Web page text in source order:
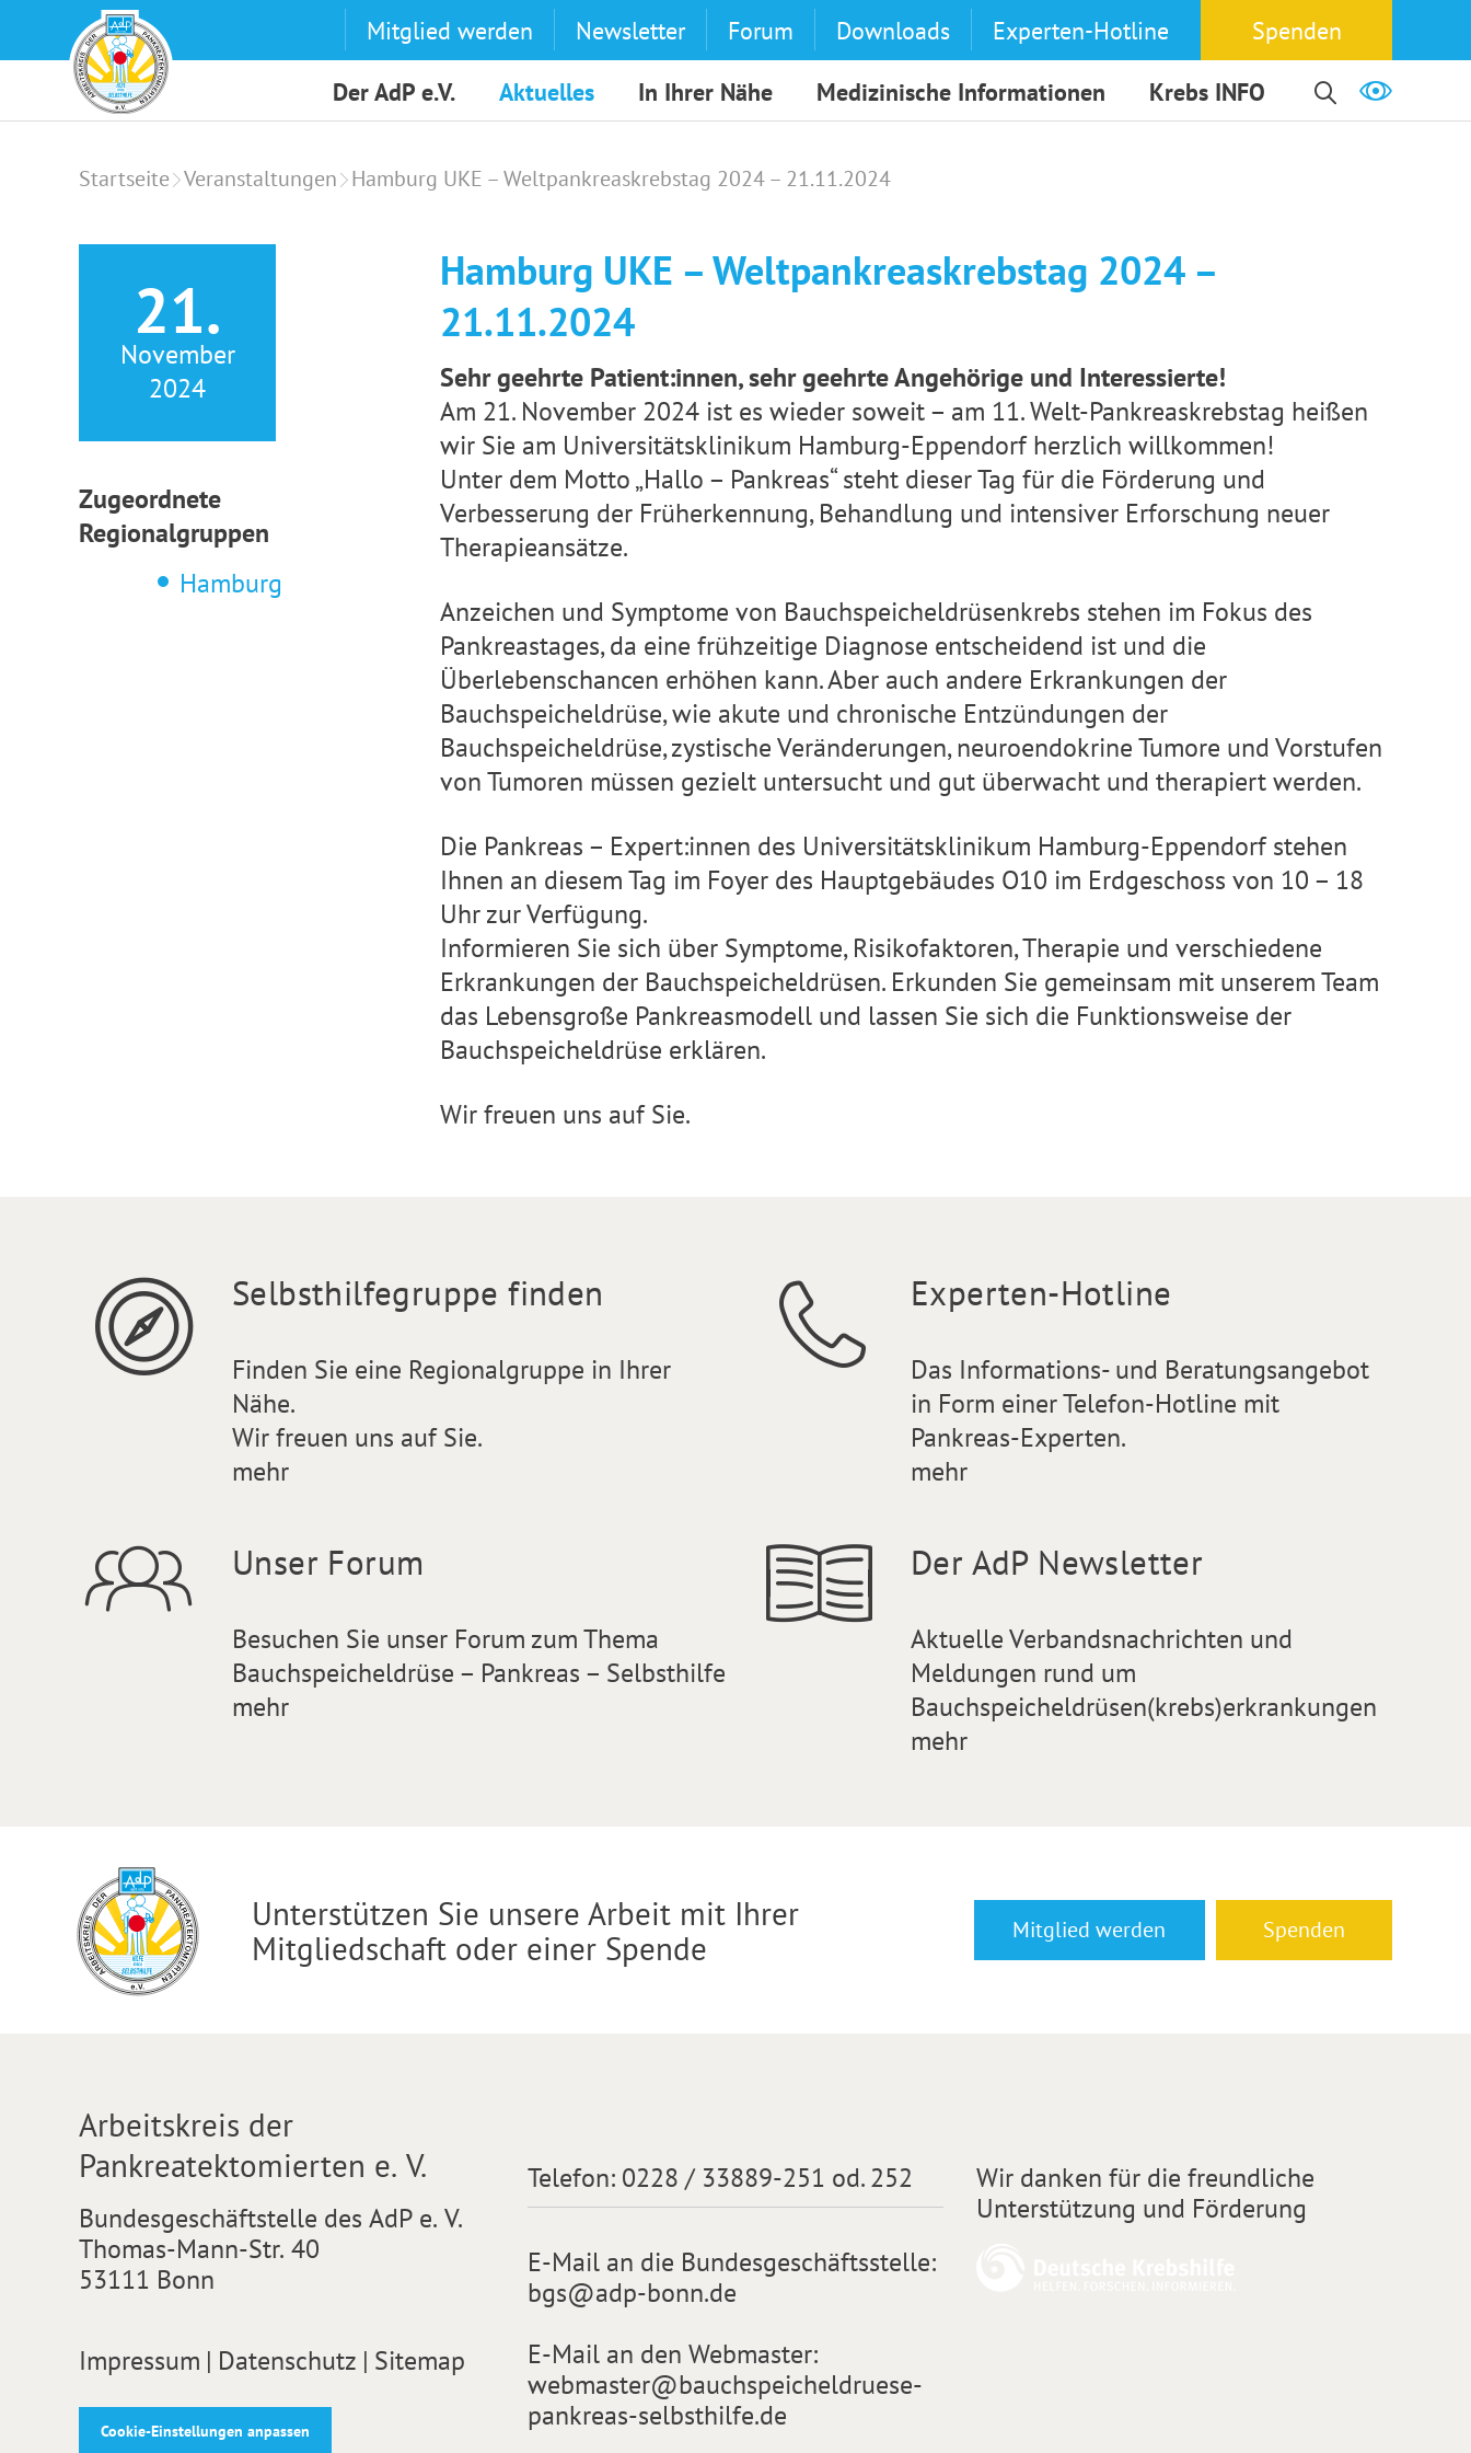
Mitglied werden Newsletter Forum Downloads Experten-Hotline
Spenden
Der AdP e.V.
Aktuelles In Ihrer Nähe Medizinische Informationen Krebs INFO
Startseite Veranstaltungen Hamburg UKE – Weltpankreaskrebstag 2024 – 21.11.2024
21.
November
2024
Zugeordnete
Regionalgruppen
Hamburg
Hamburg UKE – Weltpankreaskrebstag 2024 –
21.11.2024
Sehr geehrte Patient:innen, sehr geehrte Angehörige und Interessierte!
Am 21. November 2024 ist es wieder soweit – am 11. Welt-Pankreaskrebstag heißen
wir Sie am Universitätsklinikum Hamburg-Eppendorf herzlich willkommen!
Unter dem Motto „Hallo – Pankreas“ steht dieser Tag für die Förderung und
Verbesserung der Früherkennung, Behandlung und intensiver Erforschung neuer
Therapieansätze.
Anzeichen und Symptome von Bauchspeicheldrüsenkrebs stehen im Fokus des
Pankreastages, da eine frühzeitige Diagnose entscheidend ist und die
Überlebenschancen erhöhen kann. Aber auch andere Erkrankungen der
Bauchspeicheldrüse, wie akute und chronische Entzündungen der
Bauchspeicheldrüse, zystische Veränderungen, neuroendokrine Tumore und Vorstufen
von Tumoren müssen gezielt untersucht und gut überwacht und therapiert werden.
Die Pankreas – Expert:innen des Universitätsklinikum Hamburg-Eppendorf stehen
Ihnen an diesem Tag im Foyer des Hauptgebäudes O10 im Erdgeschoss von 10 – 18
Uhr zur Verfügung.
Informieren Sie sich über Symptome, Risikofaktoren, Therapie und verschiedene
Erkrankungen der Bauchspeicheldrüsen. Erkunden Sie gemeinsam mit unserem Team
das Lebensgroße Pankreasmodell und lassen Sie sich die Funktionsweise der
Bauchspeicheldrüse erklären.
Wir freuen uns auf Sie.
Selbsthilfegruppe finden
Finden Sie eine Regionalgruppe in Ihrer
Nähe.
Wir freuen uns auf Sie.
mehr
Experten-Hotline
Das Informations- und Beratungsangebot
in Form einer Telefon-Hotline mit
Pankreas-Experten.
mehr
Unser Forum
Besuchen Sie unser Forum zum Thema
Bauchspeicheldrüse – Pankreas – Selbsthilfe
mehr
Der AdP Newsletter
Aktuelle Verbandsnachrichten und
Meldungen rund um
Bauchspeicheldrüsen(krebs)erkrankungen
mehr
Unterstützen Sie unsere Arbeit mit Ihrer
Mitgliedschaft oder einer Spende
Mitglied werden Spenden
Arbeitskreis der
Pankreatektomierten e. V.
Bundesgeschäftstelle des AdP e. V.
Thomas-Mann-Str. 40
53111 Bonn
Impressum | Datenschutz | Sitemap
Cookie-Einstellungen anpassen
Telefon: 0228 / 33889-251 od. 252
E-Mail an die Bundesgeschäftsstelle:
bgs@adp-bonn.de
E-Mail an den Webmaster:
webmaster@bauchspeicheldruese-
pankreas-selbsthilfe.de
Wir danken für die freundliche
Unterstützung und Förderung